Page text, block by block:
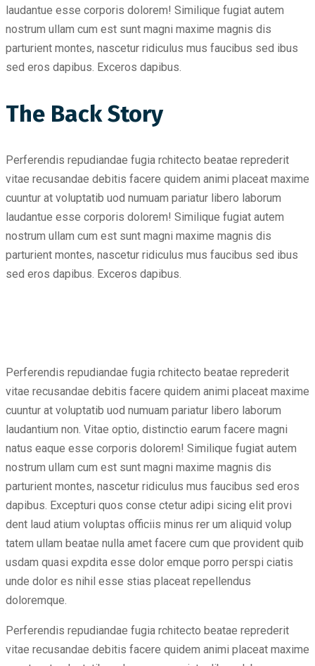
laudantue esse corporis dolorem! Similique fugiat autem
nostrum ullam cum est sunt magni maxime magnis dis
parturient montes, nascetur ridiculus mus faucibus sed ibus
sed eros dapibus. Exceros dapibus.
The Back Story
Perferendis repudiandae fugia rchitecto beatae reprederit
vitae recusandae debitis facere quidem animi placeat maxime
cuuntur at voluptatib uod numuam pariatur libero laborum
laudantue esse corporis dolorem! Similique fugiat autem
nostrum ullam cum est sunt magni maxime magnis dis
parturient montes, nascetur ridiculus mus faucibus sed ibus
sed eros dapibus. Exceros dapibus.
Perferendis repudiandae fugia rchitecto beatae reprederit
vitae recusandae debitis facere quidem animi placeat maxime
cuuntur at voluptatib uod numuam pariatur libero laborum
laudantium non. Vitae optio, distinctio earum facere magni
natus eaque esse corporis dolorem! Similique fugiat autem
nostrum ullam cum est sunt magni maxime magnis dis
parturient montes, nascetur ridiculus mus faucibus sed eros
dapibus. Excepturi quos conse ctetur adipi sicing elit provi
dent laud atium voluptas officiis minus rer um aliquid volup
tatem ullam beatae nulla amet facere cum que provident quib
usdam quasi expdita esse dolor emque porro perspi ciatis
unde dolor es nihil esse stias placeat repellendus
doloremque.
Perferendis repudiandae fugia rchitecto beatae reprederit
vitae recusandae debitis facere quidem animi placeat maxime